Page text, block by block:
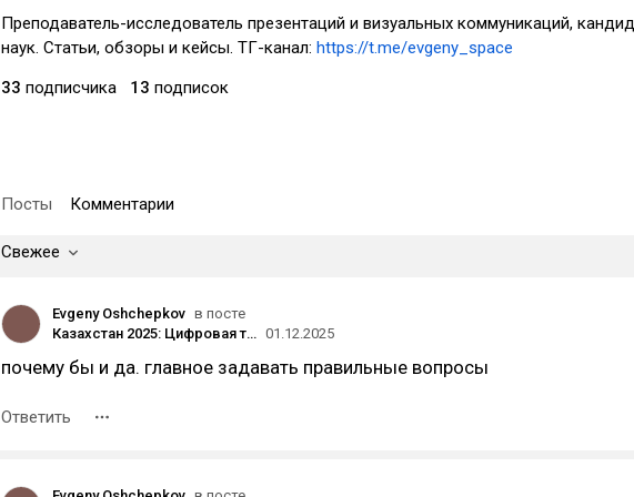
Преподаватель-исследователь презентаций и визуальных коммуникаций,
наук. Статьи, обзоры и кейсы. ТГ-канал: https://t.me/evgeny_space
33 подписчика 13 подписок
Посты Комментарии
Свежее
Evgeny Oshchepkov в посте
Казахстан 2025: Цифровая трансформация МСБ — как малый бизнес осваивает онлайн-платформы, маркетплейсы и облачные технологии 01.12.2025
почему бы и да. главное задавать правильные вопросы
Ответить